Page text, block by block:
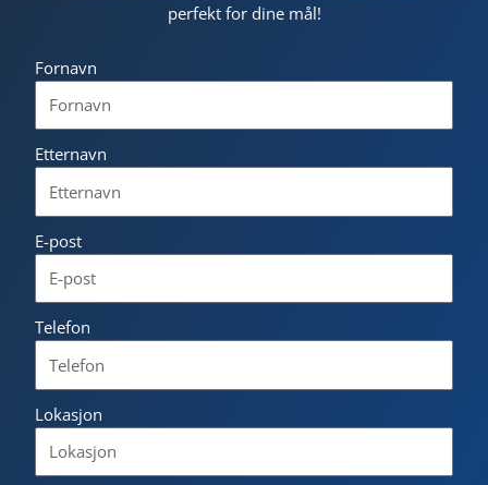
perfekt for dine mål!
Fornavn
Etternavn
E-post
Telefon
Lokasjon